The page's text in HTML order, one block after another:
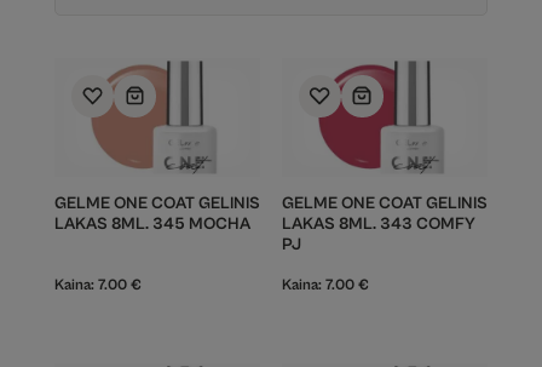
GELME ONE COAT GELINIS
LAKAS 8ML. 345 MOCHA
Kaina: 7.00 €
GELME ONE COAT GELINIS
LAKAS 8ML. 343 COMFY
PJ
Kaina: 7.00 €